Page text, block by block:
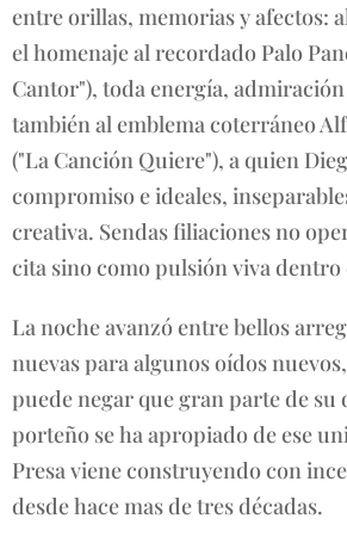
entre orillas, memorias y afectos:
el homenaje al recordado Palo
Cantor"), toda energía,
también al emblema coterráneo
("La Canción Quiere"), a quien
compromiso e ideales,
creativa. Sendas filiaciones no
cita sino como pulsión viva
La noche avanzó entre bellos
nuevas para algunos oídos
puede negar que gran parte de
porteño se ha apropiado de ese
Presa viene construyendo con
desde hace mas de tres décadas.